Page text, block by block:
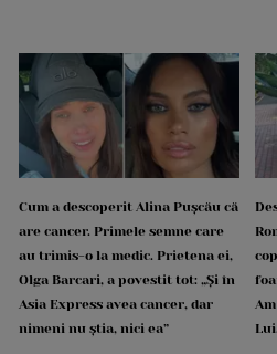
Cum a descoperit Alina Pușcău că
are cancer. Primele semne care
au trimis-o la medic. Prietena ei,
Olga Barcari, a povestit tot: „Și în
Asia Express avea cancer, dar
nimeni nu știa, nici ea”